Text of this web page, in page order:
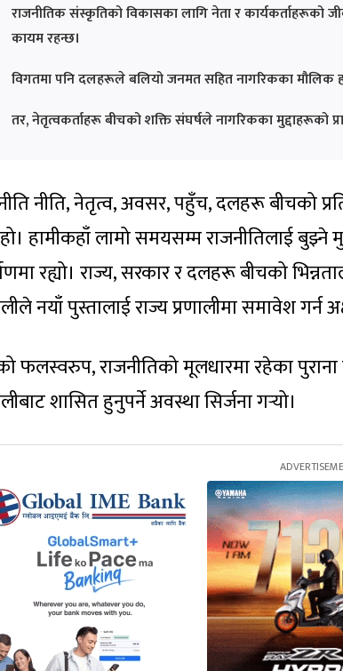
राजनीतिक संस्कृतिको विकासका लागि नेता र कार्यकर्ताहरूको
कायम रहन्छ।
विगतमा पनि दलहरूले बलियो जनमत सहित नागरिकका मौलिक
तर, नेतृत्वकर्ताहरू बीचको शक्ति संघर्षले नागरिकका मुद्दाहरूको
नीति, नेतृत्व, अवसर, पहुँच, दलहरू बीचको
हामीकहाँ लामो समयसम्म राजनीतिलाई
रह्यो। राज्य, सरकार र दलहरू बीचको
नयाँ पुस्तालाई राज्य प्रणालीमा समावेश
फलस्वरुप, राजनीतिको मूलधारमा रहेका
शासित हुनुपर्ने अवस्था सिर्जना गर्‍यो।